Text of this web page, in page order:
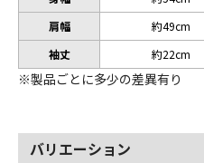
肩幅
約49cm
袖丈
約22cm
※製品ごとに多少の差異有り
バリエーション